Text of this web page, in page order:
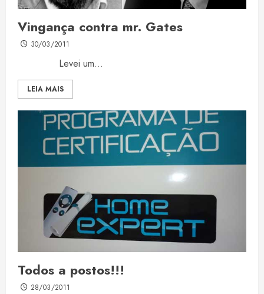
Vingança contra mr. Gates
30/03/2011
Levei um...
LEIA MAIS
Todos a postos!!!
28/03/2011